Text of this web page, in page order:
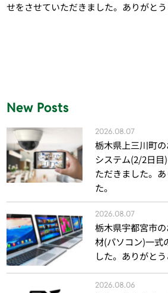
せをさせていただきました。ありがとう
New Posts
2026.08.07
栃木県上三川町
システム(2/2日目
ただきました。
た。
2026.08.07
栃木県宇都宮市
材(パソコン)一式
した。ありがとう
2026.08.06